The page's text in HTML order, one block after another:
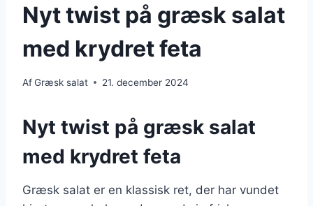
Nyt twist på græsk salat
med krydret feta
AfGræsk salat 21. december 2024
Nyt twist på græsk salat
med krydret feta
Græsk salat er en klassisk ret, der har vundet